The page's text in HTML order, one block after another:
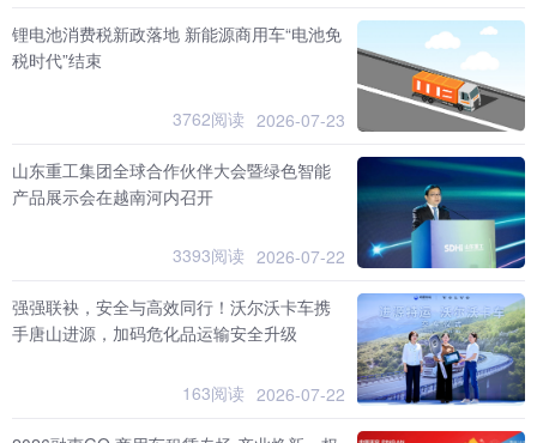
锂电池消费税新政落地 新能源商用车“电池免
税时代”结束
3762阅读 2026-07-23
山东重工集团全球合作伙伴大会暨绿色智能
产品展示会在越南河内召开
3393阅读 2026-07-22
强强联袂，安全与高效同行！沃尔沃卡车携
手唐山进源，加码危化品运输安全升级
163阅读 2026-07-22